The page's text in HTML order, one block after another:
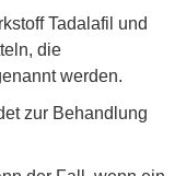
Tadalafil und
die
werden.
zur Behandlung